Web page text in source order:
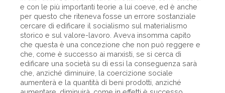
e con le più importanti teorie a lui coeve, ed è anche
per questo che riteneva fosse un errore sostanziale
cercare di edificare il socialismo sul materialismo
storico e sul valore-lavoro. Aveva insomma capito
che questa è una concezione che non può reggere e
che, come è successo ai marxisti, se si cerca di
edificare una società su di essi la conseguenza sarà
che, anziché diminuire, la coercizione sociale
aumenterà e la quantità di beni prodotti, anziché